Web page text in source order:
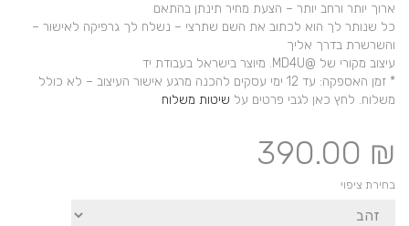
ארוך יותר ורחב יותר – הצעת מחיר תינתן בהתאם
כל שנותר לך הוא לכתוב את השם שתרצי – נשלח לך גרפיקה לאישור –
והשרשרת בדרך אליך
עיצוב מקורי של @MD4U. מיוצר בישראל בעבודת יד
* זמן האספקה: עד 12 ימי עסקים להכנה מרגע אישור העיצוב – לא כולל
משלוח. לחץ כאן לגבי פרטים על שיטות משלוח
390.00 ₪
בחירת ציפוי